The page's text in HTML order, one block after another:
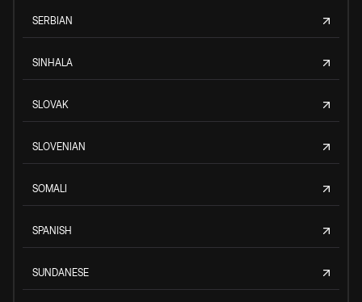
SERBIAN
SINHALA
SLOVAK
SLOVENIAN
SOMALI
SPANISH
SUNDANESE